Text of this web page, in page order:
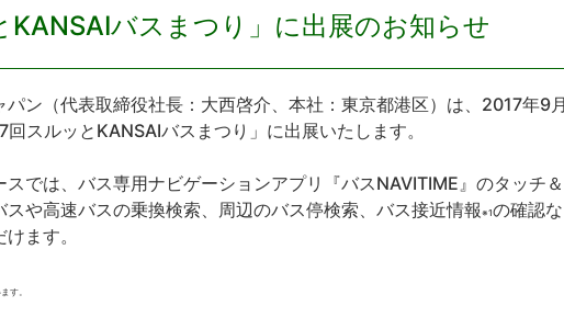
KANSAIバスまつり」に出展のお知らせ
ン（代表取締役社長：大西啓介、本社：東京都港区）は、2017年9
回スルッとKANSAIバスまつり」に出展いたします。
では、バス専用ナビゲーションアプリ『バスNAVITIME』のタッチ
スや高速バスの乗換検索、周辺のバス停検索、バス接近情報 ※1の確認な
ます。
す。